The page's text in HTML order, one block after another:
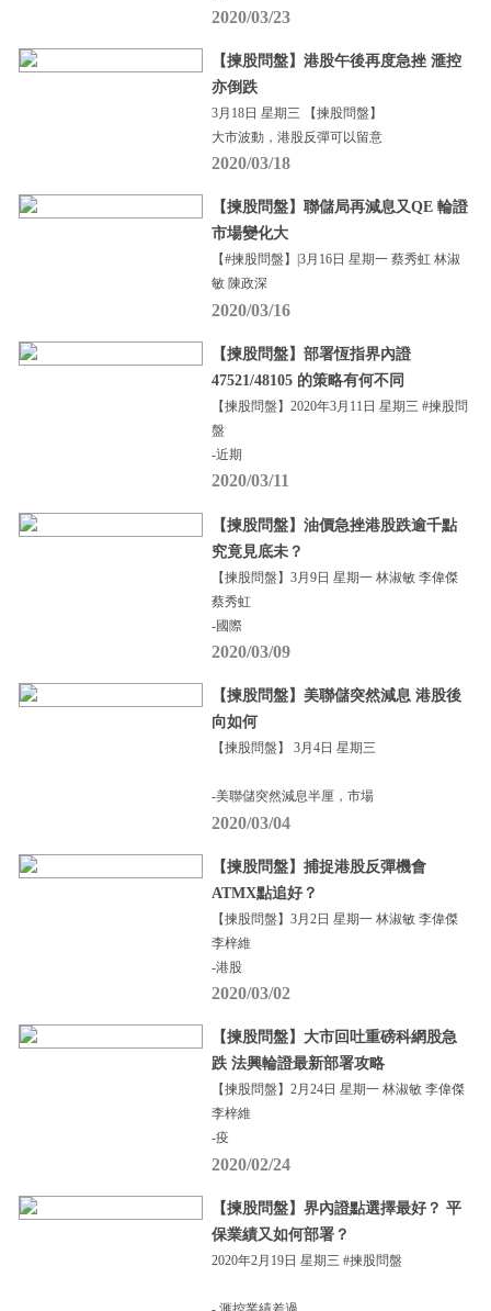
2020/03/23
【揀股問盤】港股午後再度急挫 滙控
亦倒跌
3月18日 星期三 【揀股問盤】
大市波動，港股反彈可以留意
2020/03/18
【揀股問盤】聯儲局再減息又QE 輪證
市場變化大
【#揀股問盤】|3月16日 星期一 蔡秀虹 林淑
敏 陳政深
2020/03/16
【揀股問盤】部署恆指界內證
47521/48105 的策略有何不同
【揀股問盤】2020年3月11日 星期三 #揀股問
盤
-近期
2020/03/11
【揀股問盤】油價急挫港股跌逾千點
究竟見底未？
【揀股問盤】3月9日 星期一 林淑敏 李偉傑
蔡秀虹
-國際
2020/03/09
【揀股問盤】美聯儲突然減息 港股後
向如何
【揀股問盤】 3月4日 星期三
-美聯儲突然減息半厘，市場
2020/03/04
【揀股問盤】捕捉港股反彈機會
ATMX點追好？
【揀股問盤】3月2日 星期一 林淑敏 李偉傑
李梓維
-港股
2020/03/02
【揀股問盤】大市回吐重磅科網股急
跌 法興輪證最新部署攻略
【揀股問盤】2月24日 星期一 林淑敏 李偉傑
李梓維
-疫
2020/02/24
【揀股問盤】界內證點選擇最好？ 平
保業績又如何部署？
2020年2月19日 星期三 #揀股問盤